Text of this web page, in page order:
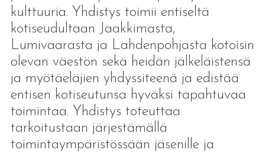
kulttuuria. Yhdistys toimii entiseltä
kotiseudultaan Jaakkimasta,
Lumivaarasta ja Lahdenpohjasta kotoisin
olevan väestön sekä heidän jälkeläistensä
ja myötäeläjien yhdyssiteenä ja edistää
entisen kotiseutunsa hyväksi tapahtuvaa
toimintaa. Yhdistys toteuttaa
tarkoitustaan järjestämällä
toimintaympäristössään jäsenille ja